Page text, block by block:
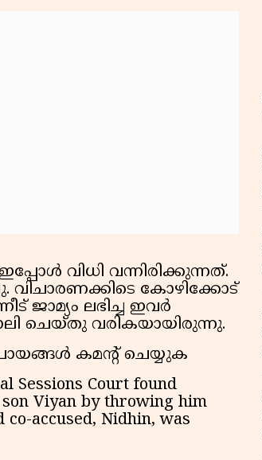
വിധി വന്നിരിക്കുന്നത്.
വിചാരണക്കിടെ കോഴിക്കോട്
ജാമ്യം ലഭിച്ച ഇവർ
ചെയ്തു വരികയായിരുന്നു.
കമൻ്റ് ചെയ്യുക
Sessions Court found
Viyan by throwing him
accused, Nidhin, was